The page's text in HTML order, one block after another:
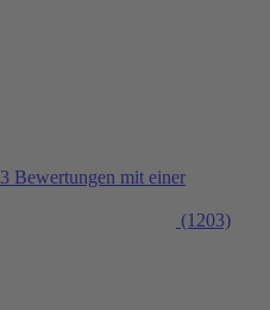
Bewertungen mit einer
(1203)